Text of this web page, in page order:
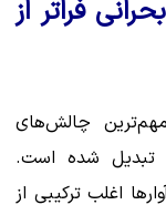
فراتر از
چالش‌های
تبدیل شده است.
اغلب ترکیبی از